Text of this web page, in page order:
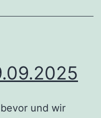
und wir